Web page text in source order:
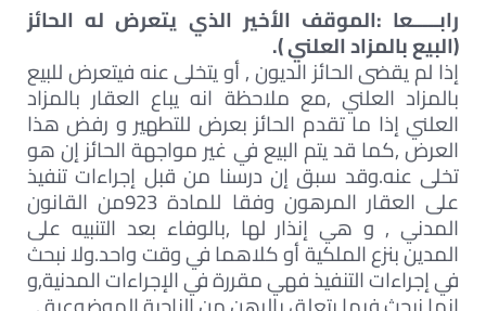
رابـــــعا :الموقف الأخير الذي يتعرض له الحائز
(البيع بالمزاد العلني ).
إذا لم يقضى الحائز الديون , أو يتخلى عنه فيتعرض للبيع
بالمزاد العلني ,مع ملاحظة انه يباع العقار بالمزاد
العلني إذا ما تقدم الحائز بعرض للتطهير و رفض هذا
العرض ,كما قد يتم البيع في غير مواجهة الحائز إن هو
تخلى عنه.وقد سبق إن درسنا من قبل إجراءات تنفيذ
على العقار المرهون وفقا للمادة 923من القانون
المدني , و هي إنذار لها ,بالوفاء بعد التنبيه على
المدين بنزع الملكية أو كلاهما في وقت واحد.ولا نبحث
في إجراءات التنفيذ فهي مقررة في الإجراءات المدنية,و